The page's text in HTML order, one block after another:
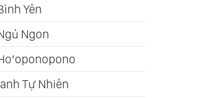
Yên
Ngon
Tự Nhiên